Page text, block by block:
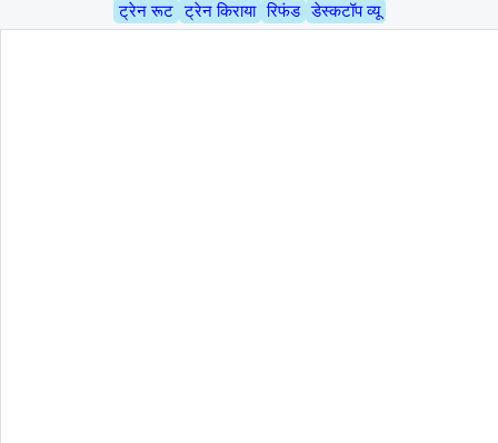
ट्रेन रूट ट्रेन किराया रिफंड डेस्कटॉप व्यू